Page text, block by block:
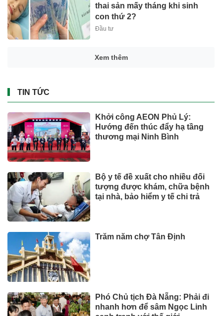
thai sản mấy tháng khi sinh
con thứ 2?
Đầu tư
Xem thêm
TIN TỨC
Khởi công AEON Phủ Lý:
Hướng đến thúc đẩy hạ tầng
thương mại Ninh Bình
Bộ y tế đề xuất cho nhiều đối
tượng được khám, chữa bệnh
tại nhà, bảo hiểm y tế chi trả
Trăm năm chợ Tân Định
Phó Chủ tịch Đà Nẵng: Phải đi
nhanh hơn để sâm Ngọc Linh